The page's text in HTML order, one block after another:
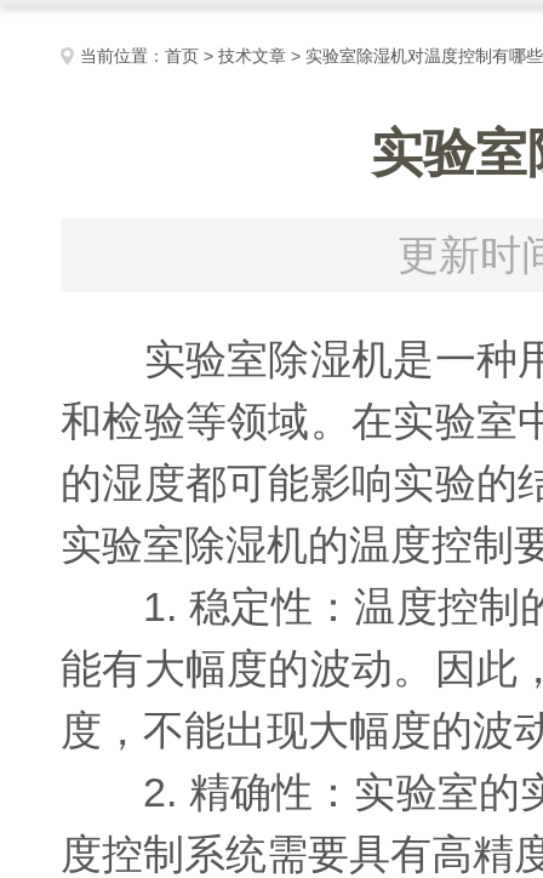
当前位置： 首页 > 技术文章 > 实验室除湿机对温度控制有哪
实验
更新时
实验室除湿机是一种用
和检验等领域。在实验室
的湿度都可能影响实验的
实验室除湿机的温度控制
1. 稳定性：温度控制的
能有大幅度的波动。因此
度，不能出现大幅度的波
2. 精确性：实验室的实
度控制系统需要具有高精